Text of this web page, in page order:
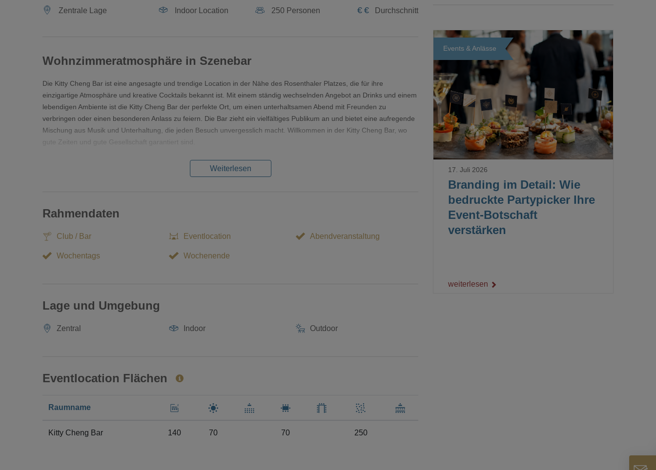
Zentrale Lage Indoor Location 250 Personen € € Durchschnitt
Wohnzimmeratmosphäre in Szenebar
Die Kitty Cheng Bar ist eine angesagte und trendige Location in der Nähe des Rosenthaler Platzes, die für ihre
einzigartige Atmosphäre und kreative Cocktails bekannt ist. Mit einem ständig wechselnden Angebot an Drinks und einem
lebendigen Ambiente ist die Kitty Cheng Bar der perfekte Ort, um einen unterhaltsamen Abend mit Freunden zu
verbringen oder einen besonderen Anlass zu feiern. Die Bar zieht ein vielfältiges Publikum an und bietet eine aufregende
Mischung aus Musik und Unterhaltung, die jeden Besuch unvergesslich macht. Willkommen in der Kitty Cheng Bar, wo
gute Zeiten und gute Gesellschaft garantiert sind.
Weiterlesen
Rahmendaten
Club / Bar Eventlocation Abendveranstaltung
Wochentags Wochenende
Lage und Umgebung
Zentral Indoor Outdoor
Eventlocation Flächen
Raumname
Kitty Cheng Bar 140 70 70 250
Events & Anlässe
Loading...
Branding im Detail: Wie
bedruckte Partypicker Ihre
Event-Botschaft
verstärken
17. Juli 2026
weiterlesen